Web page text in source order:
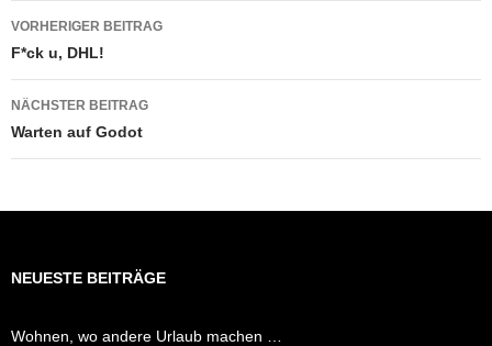
Beitragsnavigation
VORHERIGER BEITRAG
F*ck u, DHL!
NÄCHSTER BEITRAG
Warten auf Godot
NEUESTE BEITRÄGE
Wohnen, wo andere Urlaub machen …